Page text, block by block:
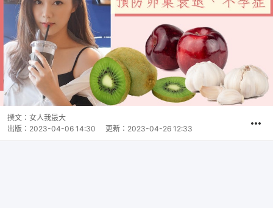
撰文： 女人我最大
出版： 2023-04-06 14:30 更新： 2023-04-26 12:33